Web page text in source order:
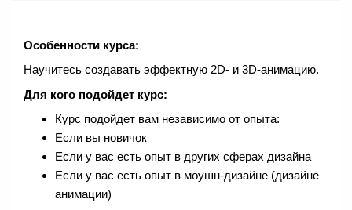
Особенности курса:
Научитесь создавать эффектную 2D- и 3D-анимацию.
Для кого подойдет курс:
Курс подойдет вам независимо от опыта:
Если вы новичок
Если у вас есть опыт в других сферах дизайна
Если у вас есть опыт в моушн-дизайне (дизайне
анимации)